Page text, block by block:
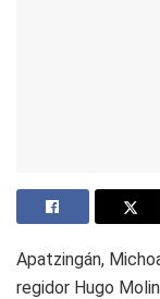
Apatzingán,
regidor Hugo